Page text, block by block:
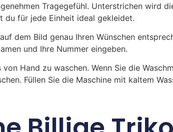
Tragegefühl. Unterstrichen wird
du für jede Einheit ideal gekleidet.
dem Bild genau Ihren Wünschen
und Ihre Nummer eingeben.
Hand zu waschen. Wenn Sie die
Füllen Sie die Maschine mit kaltem